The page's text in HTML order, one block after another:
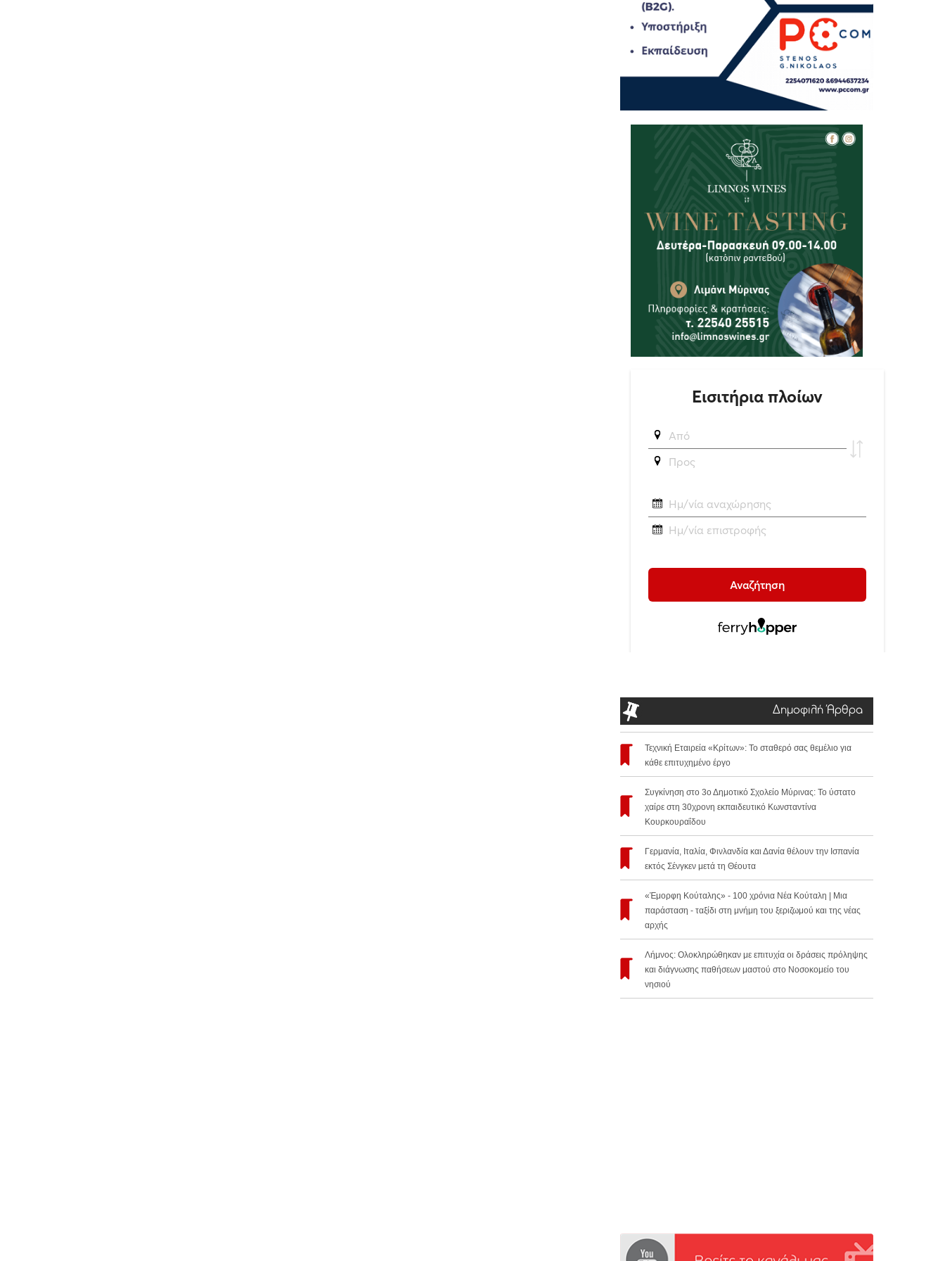
Δημοφιλή Άρθρα
Τεχνική Εταιρεία «Κρίτων»: Το σταθερό σας θεμέλιο για
κάθε επιτυχημένο έργο
Συγκίνηση στο 3ο Δημοτικό Σχολείο Μύρινας: Το ύστατο
χαίρε στη 30χρονη εκπαιδευτικό Κωνσταντίνα
Κουρκουραΐδου
Γερμανία, Ιταλία, Φινλανδία και Δανία θέλουν την Ισπανία
εκτός Σένγκεν μετά τη Θέουτα
«Έμορφη Κούταλης» - 100 χρόνια Νέα Κούταλη | Μια
παράσταση - ταξίδι στη μνήμη του ξεριζωμού και της νέας
αρχής
Λήμνος: Ολοκληρώθηκαν με επιτυχία οι δράσεις πρόληψης
και διάγνωσης παθήσεων μαστού στο Νοσοκομείο του
νησιού